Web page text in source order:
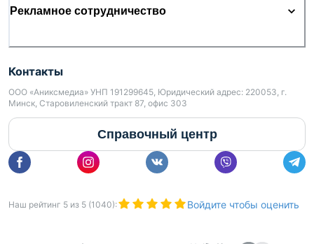
Рекламное сотрудничество
Контакты
ООО «Аниксмедиа» УНП 191299645, Юридический адрес: 220053, г.
Минск, Старовиленский тракт 87, офис 303
Справочный центр
Наш рейтинг 5 из 5 (1040): Войдите чтобы оценить